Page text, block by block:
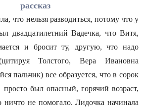
рассказ
что нельзя разводиться, потому что у
двадцатилетний Вадечка, что Витя,
и бросит ту, другую, что надо
Толстого, Вера Ивановна
пальчик) все образуется, что в сорок
был опасный, горячий возраст,
не помогало. Лидочка начинала